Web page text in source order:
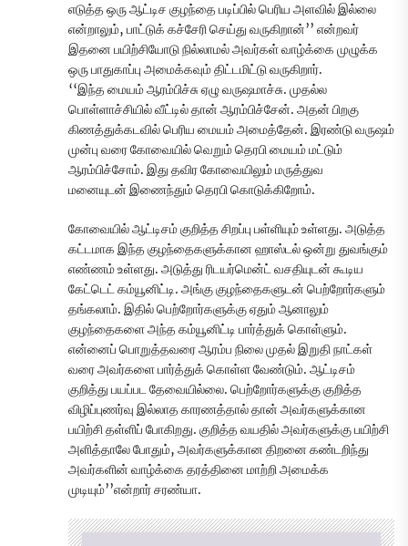
எடுத்த ஒரு ஆட்டிச குழந்தை படிப்பில் பெரிய அளவில் இல்லை
என்றாலும், பாட்டுக் கச்சேரி செய்து வருகிறான்’’ என்றவர்
இதனை பயிற்சியோடு நில்லாமல் அவர்கள் வாழ்க்கை முழுக்க
ஒரு பாதுகாப்பு அமைக்கவும் திட்டமிட்டு வருகிறார்.
‘‘இந்த மையம் ஆரம்பிச்சு ஏழு வருஷமாச்சு. முதல்ல
பொள்ளாச்சியில் வீட்டில் தான் ஆரம்பிச்சேன். அதன் பிறகு
கிணத்துக்கடவில் பெரிய மையம் அமைத்தேன். இரண்டு வருஷம்
முன்பு வரை கோவையில் வெறும் தெரபி மையம் மட்டும்
ஆரம்பிச்சோம். இது தவிர கோவையிலும் மருத்துவ
மனையுடன் இணைந்தும் தெரபி கொடுக்கிறோம்.
கோவையில் ஆட்டிசம் குறித்த சிறப்பு பள்ளியும் உள்ளது. அடுத்த
கட்டமாக இந்த குழந்தைகளுக்கான ஹாஸ்டல் ஒன்று துவங்கும்
எண்ணம் உள்ளது. அடுத்து ரிடயர்மென்ட் வசதியுடன் கூடிய
கேட்டெட் கம்யூனிட்டி. அங்கு குழந்தைகளுடன் பெற்றோர்களும்
தங்கலாம். இதில் பெற்றோர்களுக்கு ஏதும் ஆனாலும்
குழந்தைகளை அந்த கம்யூனிட்டி பார்த்துக் கொள்ளும்.
என்னைப் பொறுத்தவரை ஆரம்ப நிலை முதல் இறுதி நாட்கள்
வரை அவர்களை பார்த்துக் கொள்ள வேண்டும். ஆட்டிசம்
குறித்து பயப்பட தேவையில்லை. பெற்றோர்களுக்கு குறித்த
விழிப்புணர்வு இல்லாத காரணத்தால் தான் அவர்களுக்கான
பயிற்சி தள்ளிப் போகிறது. குறித்த வயதில் அவர்களுக்கு பயிற்சி
அளித்தாலே போதும், அவர்களுக்கான திறனை கண்டறிந்து
அவர்களின் வாழ்க்கை தரத்தினை மாற்றி அமைக்க
முடியும்’’என்றார் சரண்யா.